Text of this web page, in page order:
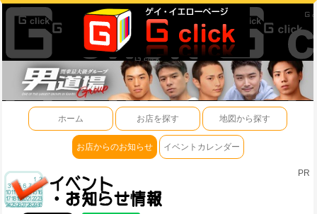
ホーム お店を探す 地図から探す
お店からのお知らせ イベントカレンダー
PR